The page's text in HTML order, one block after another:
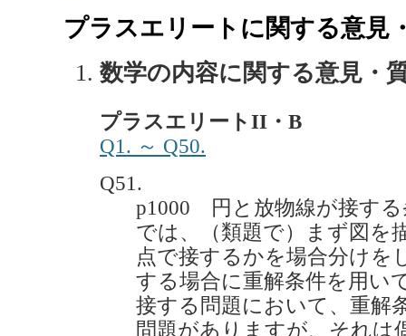
プラスエリートに関する意見
数学の内容に関する意見・
プラスエリートII・B
Q1. ～ Q50.
Q51.
p1000 円と放物線が接す
では、（類題で）まず図を
点で接するかを場合分けを
する場合に重解条件を用い
接する問題において、重解
問題がありますが、それは